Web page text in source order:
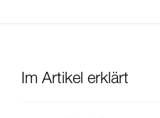
Im Artikel erklärt